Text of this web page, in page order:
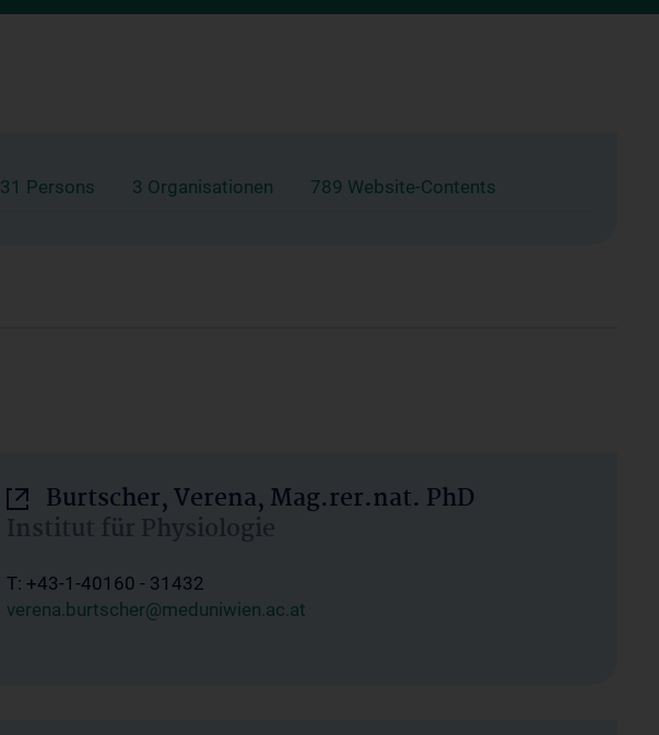
31 Persons 3 Organisationen 789 Website-Contents
Burtscher, Verena, Mag.rer.nat. PhD
Institut für Physiologie
T: +43-1-40160 - 31432
verena.burtscher@meduniwien.ac.at